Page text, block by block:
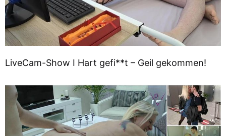
LiveCam-Show I Hart gefi**t – Geil gekommen!